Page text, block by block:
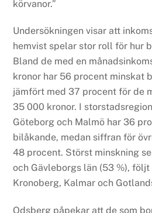
körvanor.”
Undersökningen visar att
hemvist spelar stor roll för hur
Bland de med en
kronor har 56 procent minskat
jämfört med 37 procent för de
35 000 kronor. I
Göteborg och Malmö har 36
bilåkande, medan siffran för
48 procent. Störst minskning
och Gävleborgs län (53 %), följt
Kronoberg, Kalmar och
Odsberg påpekar att de som